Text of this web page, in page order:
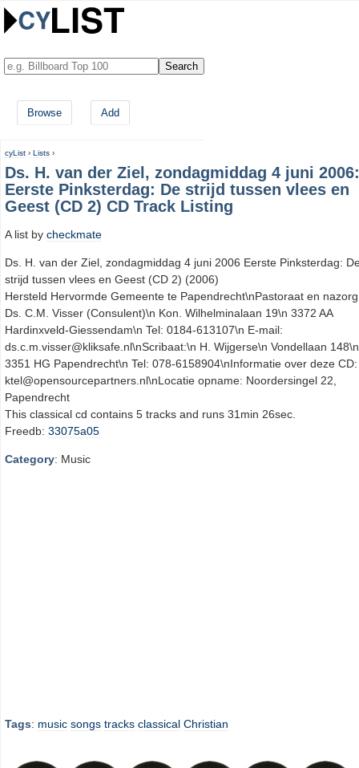
Browse Add
cyList › Lists ›
Ds. H. van der Ziel, zondagmiddag 4 juni 2006:
Eerste Pinksterdag: De strijd tussen vlees en
Geest (CD 2) CD Track Listing
A list by checkmate
Ds. H. van der Ziel, zondagmiddag 4 juni 2006 Eerste Pinksterdag:
strijd tussen vlees en Geest (CD 2) (2006)
Hersteld Hervormde Gemeente te Papendrecht\nPastoraat en
Ds. C.M. Visser (Consulent)\n Kon. Wilhelminalaan 19\n 3372 AA
Hardinxveld-Giessendam\n Tel: 0184-613107\n E-mail:
ds.c.m.visser@kliksafe.nl\nScribaat:\n H. Wijgerse\n Vondellaan 148\n
3351 HG Papendrecht\n Tel: 078-6158904\nInformatie over deze CD:
ktel@opensourcepartners.nl\nLocatie opname: Noordersingel 22,
Papendrecht
This classical cd contains 5 tracks and runs 31min 26sec.
Freedb: 33075a05
Category: Music
Tags: music songs tracks classical Christian